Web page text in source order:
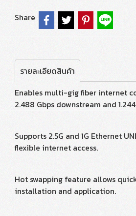
Share
รายละเอียดสินค้า
Enables multi-gig fiber internet
2.488 Gbps downstream and
Supports 2.5G and 1G Ethernet
flexible internet access.
Hot swapping feature allows
installation and application.